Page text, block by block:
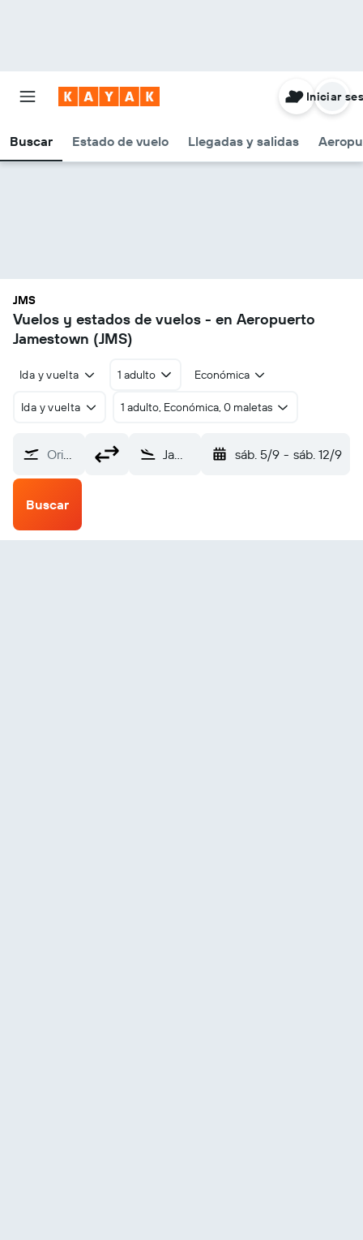
Buscar Estado de vuelo Llegadas y salidas
Iniciar
JMS
Vuelos y estados de vuelos - en Aeropuerto
Jamestown (JMS)
Ida y vuelta 1 adulto Económica
Ida y vuelta 1 adulto, Económica, 0 maletas
Origen Jamestown (JMS) sáb. 5/9 - sáb. 12/9
Buscar